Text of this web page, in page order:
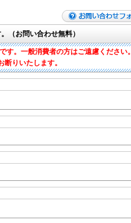
（お問い合わせ無料）
。一般消費者の方はご遠慮ください。
りいたします。